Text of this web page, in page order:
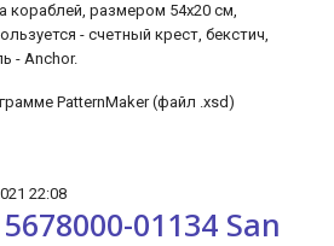
размером 54х20 см,
- счетный крест, бекстич,
- Anchor.
PatternMaker (файл .xsd)
22:08
01134 San